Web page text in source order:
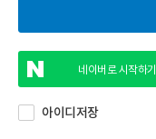
네이버로 시작하기
아이디저장